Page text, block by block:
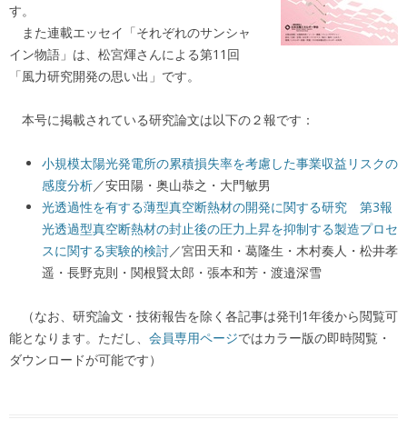
す。
また連載エッセイ「それぞれのサンシャ
イン物語」は、松宮煇さんによる第11回
「風力研究開発の思い出 」です。
本号に掲載されている研究論文は以下の２報です：
小規模太陽光発電所の累積損失率を考慮した事業収益リスクの
感度分析／安田陽・奥山恭之・大門敏男
光透過性を有する薄型真空断熱材の開発に関する研究 第3報
光透過型真空断熱材の封止後の圧力上昇を抑制する製造プロセ
スに関する実験的検討／宮田天和・葛隆生・木村奏人・松井孝
遥・長野克則・関根賢太郎・張本和芳・渡邉深雪
（なお、研究論文・技術報告を除く各記事は発刊1年後から閲覧可
能となります。ただし、 会員専用ページではカラー版の即時閲覧・
ダウンロードが可能です）